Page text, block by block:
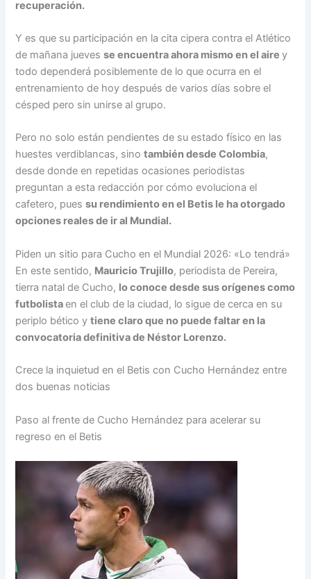
recuperación.
Y es que su participación en la cita cipera contra el Atlético
de mañana juevesse encuentra ahora mismo en el airey
todo dependerá posiblemente de lo que ocurra en el
entrenamiento de hoy después de varios días sobre el
césped pero sin unirse al grupo.
Pero no solo están pendientes de su estado físico en las
huestes verdiblancas, sinotambién desde Colombia,
desde donde en repetidas ocasiones periodistas
preguntan a esta redacción por cómo evoluciona el
cafetero, puessu rendimiento en el Betis le ha otorgado
opciones reales de ir al Mundial.
Piden un sitio para Cucho en el Mundial 2026: «Lo tendrá»
En este sentido, Mauricio Trujillo, periodista de Pereira,
tierra natal de Cucho, lo conoce desde sus orígenes como
futbolistaen el club de la ciudad, lo sigue de cerca en su
periplo bético ytiene claro que no puede faltar en la
convocatoria definitiva de Néstor Lorenzo.
Crece la inquietud en el Betis con Cucho Hernández entre
dos buenas noticias
Paso al frente de Cucho Hernández para acelerar su
regreso en el Betis